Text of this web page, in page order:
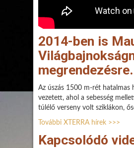
2014-ben is
megrendezésre.
Az úszás 1500 m-rét hatalmas
vezetett, ahol a sebesség
túlélő verseny volt sziklákon,
További XTERRA hírek >>>
Kapcsolódó